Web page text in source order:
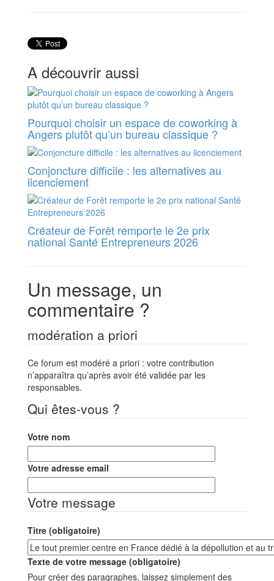
A découvrir aussi
Pourquoi choisir un espace de coworking à
Angers plutôt qu’un bureau classique ?
Conjoncture difficile : les alternatives au
licenciement
Créateur de Forêt remporte le 2e prix
national Santé Entrepreneurs 2026
Un message, un
commentaire ?
modération a priori
Ce forum est modéré a priori : votre contribution
n’apparaîtra qu’après avoir été validée par les
responsables.
Qui êtes-vous ?
Votre nom
Votre adresse email
Votre message
Titre (obligatoire)
Texte de votre message (obligatoire)
Pour créer des paragraphes, laissez simplement des